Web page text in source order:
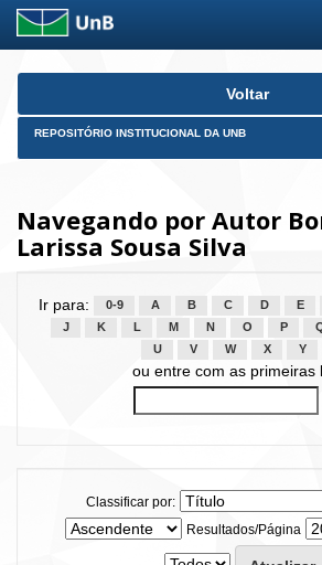
Skip
Voltar
REPOSITÓRIO INSTITUCIONAL DA UNB
Navegando por Autor
Larissa Sousa Silva
Ir para: 0-9 A B C D E
J
K L M N O P
U
V W X Y
ou entre com as primeiras
Classificar por:
Resultados/Página